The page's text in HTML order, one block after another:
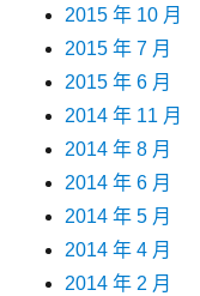
2015 年 10 月
2015 年 7 月
2015 年 6 月
2014 年 11 月
2014 年 8 月
2014 年 6 月
2014 年 5 月
2014 年 4 月
2014 年 2 月